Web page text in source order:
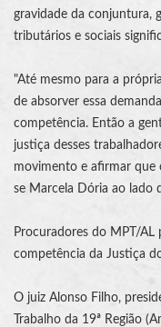
gravidade da conjuntura,
tributários e sociais
"Até mesmo para a
de absorver essa
competência. Então a
justiça desses
movimento e afirmar que
se Marcela Dória ao lado
Procuradores do MPT/
competência da Justiça
O juiz Alonso Filho,
Trabalho da 19ª Região (